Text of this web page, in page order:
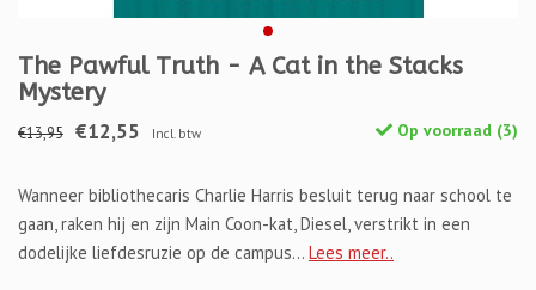
The Pawful Truth - A Cat in the Stacks
Mystery
€13,95 €12,55 Incl. btw Op voorraad (3)
Wanneer bibliothecaris Charlie Harris besluit terug naar school te
gaan, raken hij en zijn Main Coon-kat, Diesel, verstrikt in een
dodelijke liefdesruzie op de campus... Lees meer..